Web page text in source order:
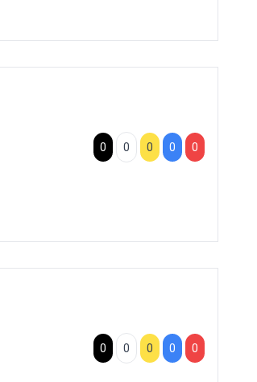
0 0 0 0 0
0 0 0 0 0